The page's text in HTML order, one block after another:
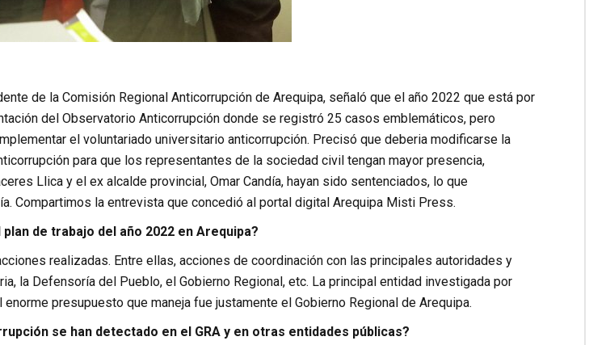
de la Comisión Regional Anticorrupción de Arequipa, señaló que el año 2022 que está por
del Observatorio Anticorrupción donde se registró 25 casos emblemáticos, pero
el voluntariado universitario anticorrupción. Precisó que deberia modificarse la
para que los representantes de la sociedad civil tengan mayor presencia,
Llica y el ex alcalde provincial, Omar Candía, hayan sido sentenciados, lo que
Compartimos la entrevista que concedió al portal digital Arequipa Misti Press.
de trabajo del año 2022 en Arequipa?
realizadas. Entre ellas, acciones de coordinación con las principales autoridades y
la Defensoría del Pueblo, el Gobierno Regional, etc. La principal entidad investigada por
presupuesto que maneja fue justamente el Gobierno Regional de Arequipa.
se han detectado en el GRA y en otras entidades públicas?